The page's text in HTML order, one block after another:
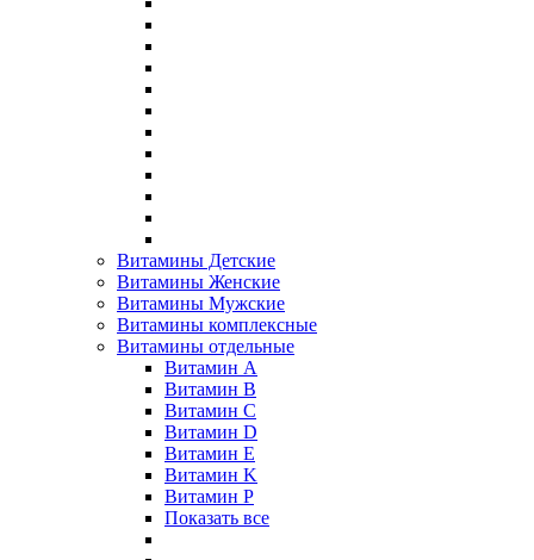
Витамины Детские
Витамины Женские
Витамины Мужские
Витамины комплексные
Витамины отдельные
Витамин A
Витамин B
Витамин C
Витамин D
Витамин E
Витамин K
Витамин P
Показать все